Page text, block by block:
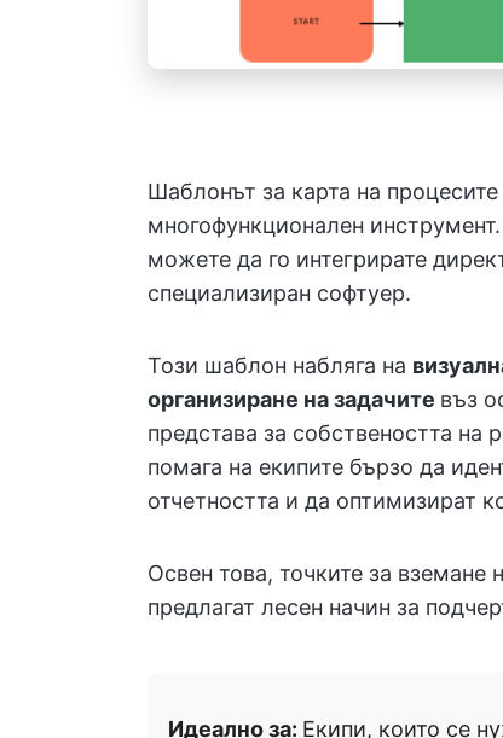
Шаблонът за карта на
многофункционален
можете да го интегрирате
специализиран софтуер.
Този шаблон набляга на
организиране на задачите въз
представа за собствеността на
помага на екипите бързо да
отчетността и да оптимизират
Освен това, точките за
предлагат лесен начин за
Идеално за: Екипи, които се